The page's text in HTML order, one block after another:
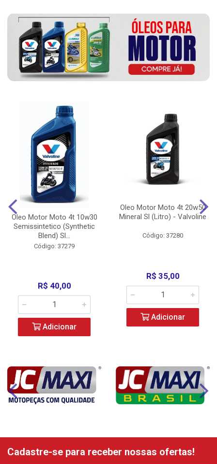
Oleo Motor Moto 4t 10w30
Semissintetico (Synthetic
Blend) Sl...
Código: 37279
R$ 40,00
Adicionar
Oleo Motor Moto 4t 20w50
Mineral Sl (Litro) - Valvoline
Código: 37280
R$ 35,00
Adicionar
Cadastre-se para receber nossas ofertas!